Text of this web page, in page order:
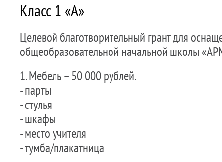
Класс 1 «А»
Целевой благотворительный грант для
общеобразовательной начальной школы
1. Мебель – 50 000 рублей.
- парты
- стулья
- шкафы
- место учителя
- тумба/плакатница